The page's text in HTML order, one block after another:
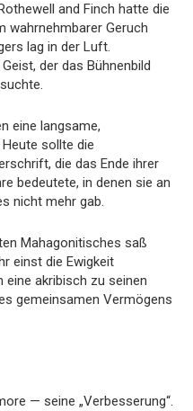
and Finch hatte die
wahrnehmbarer Geruch
lag in der Luft.
der das Bühnenbild
eine langsame,
sollte die
die das Ende ihrer
bedeutete, in denen sie an
nicht mehr gab.
Mahagonitisches saß
einst die Ewigkeit
akribisch zu seinen
gemeinsamen Vermögens
— seine „Verbesserung“.